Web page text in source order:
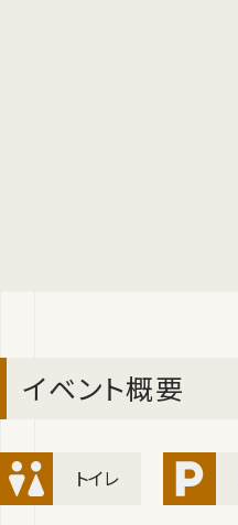
イベント概要
トイレ